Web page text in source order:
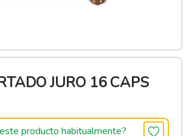
JURO 16 CAPS
producto habitualmente?